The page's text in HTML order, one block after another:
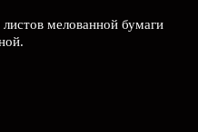
мелованной бумаги